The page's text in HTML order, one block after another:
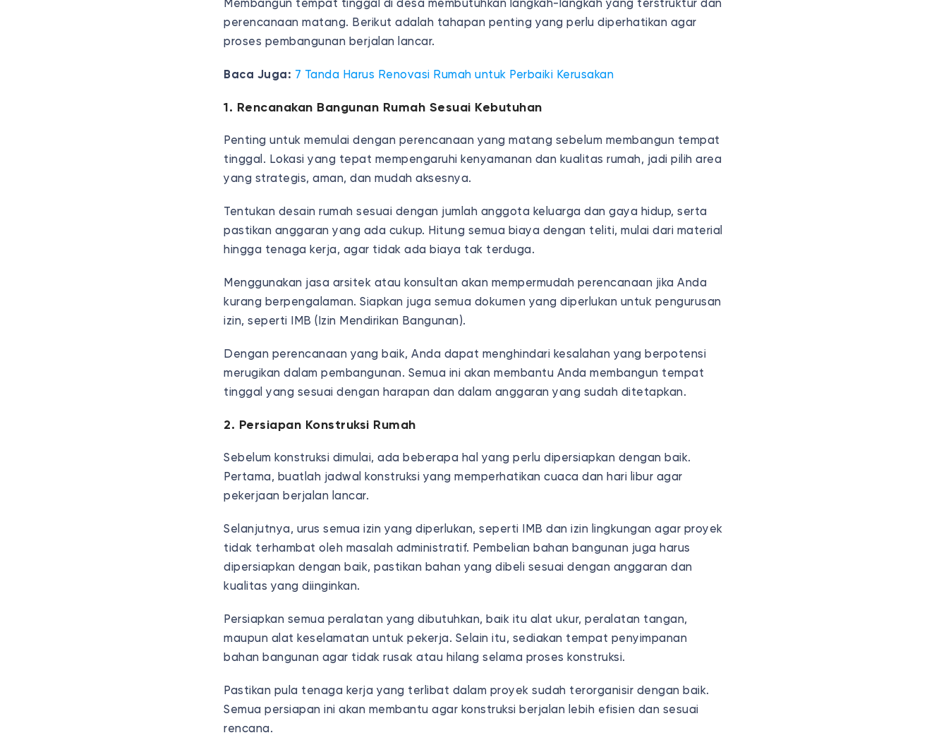
Membangun tempat tinggal di desa membutuhkan langkah-langkah yang terstruktur dan
perencanaan matang. Berikut adalah tahapan penting yang perlu diperhatikan agar
proses pembangunan berjalan lancar.
Baca Juga: 7 Tanda Harus Renovasi Rumah untuk Perbaiki Kerusakan
1. Rencanakan Bangunan Rumah Sesuai Kebutuhan
Penting untuk memulai dengan perencanaan yang matang sebelum membangun tempat
tinggal. Lokasi yang tepat mempengaruhi kenyamanan dan kualitas rumah, jadi pilih area
yang strategis, aman, dan mudah aksesnya.
Tentukan desain rumah sesuai dengan jumlah anggota keluarga dan gaya hidup, serta
pastikan anggaran yang ada cukup. Hitung semua biaya dengan teliti, mulai dari material
hingga tenaga kerja, agar tidak ada biaya tak terduga.
Menggunakan jasa arsitek atau konsultan akan mempermudah perencanaan jika Anda
kurang berpengalaman. Siapkan juga semua dokumen yang diperlukan untuk pengurusan
izin, seperti IMB (Izin Mendirikan Bangunan).
Dengan perencanaan yang baik, Anda dapat menghindari kesalahan yang berpotensi
merugikan dalam pembangunan. Semua ini akan membantu Anda membangun tempat
tinggal yang sesuai dengan harapan dan dalam anggaran yang sudah ditetapkan.
2. Persiapan Konstruksi Rumah
Sebelum konstruksi dimulai, ada beberapa hal yang perlu dipersiapkan dengan baik.
Pertama, buatlah jadwal konstruksi yang memperhatikan cuaca dan hari libur agar
pekerjaan berjalan lancar.
Selanjutnya, urus semua izin yang diperlukan, seperti IMB dan izin lingkungan agar proyek
tidak terhambat oleh masalah administratif. Pembelian bahan bangunan juga harus
dipersiapkan dengan baik, pastikan bahan yang dibeli sesuai dengan anggaran dan
kualitas yang diinginkan.
Persiapkan semua peralatan yang dibutuhkan, baik itu alat ukur, peralatan tangan,
maupun alat keselamatan untuk pekerja. Selain itu, sediakan tempat penyimpanan
bahan bangunan agar tidak rusak atau hilang selama proses konstruksi.
Pastikan pula tenaga kerja yang terlibat dalam proyek sudah terorganisir dengan baik.
Semua persiapan ini akan membantu agar konstruksi berjalan lebih efisien dan sesuai
rencana.